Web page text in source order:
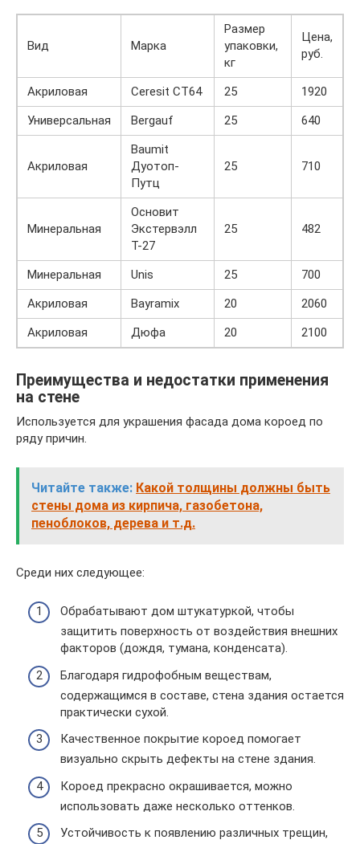
Вид Марка
Размер
упаковки,
кг
Цена,
руб.
Акриловая Ceresit CT64 25
1920
Универсальная
Bergauf 25 640
Акриловая
Baumit
Дуотоп-
Путц
25 710
Минеральная
Основит
Экстервэлл
Т-27
25 482
Минеральная Unis 25
700
Акриловая
Bayramix 20
2060
Акриловая
Дюфа 20 2100
Преимущества и недостатки применения
на стене
Используется для украшения фасада дома короед по
ряду причин.
Читайте также: Какой толщины должны быть
стены дома из кирпича, газобетона,
пеноблоков, дерева и т.д.
Среди них следующее:
Обрабатывают дом штукатуркой, чтобы
защитить поверхность от воздействия внешних
факторов (дождя, тумана, конденсата).
Благодаря гидрофобным веществам,
содержащимся в составе, стена здания остается
практически сухой.
Качественное покрытие короед помогает
визуально скрыть дефекты на стене здания.
Короед прекрасно окрашивается, можно
использовать даже несколько оттенков.
Устойчивость к появлению различных трещин,